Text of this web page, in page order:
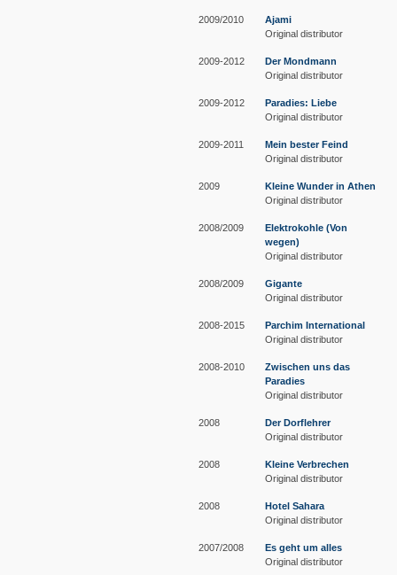
2009/2010
Ajami
Original distributor
2009-2012
Der Mondmann
Original distributor
2009-2012
Paradies: Liebe
Original distributor
2009-2011
Mein bester Feind
Original distributor
2009
Kleine Wunder in Athen
Original distributor
2008/2009
Elektrokohle (Von
wegen)
Original distributor
2008/2009
Gigante
Original distributor
2008-2015
Parchim International
Original distributor
2008-2010
Zwischen uns das
Paradies
Original distributor
2008
Der Dorflehrer
Original distributor
2008
Kleine Verbrechen
Original distributor
2008
Hotel Sahara
Original distributor
2007/2008
Es geht um alles
Original distributor